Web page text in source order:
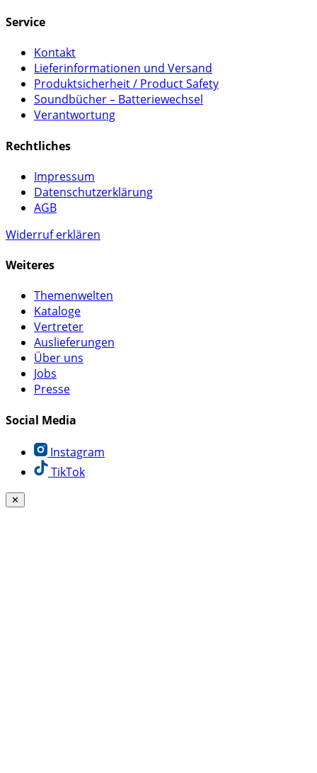
Service
Kontakt
Lieferinformationen und Versand
Produktsicherheit / Product Safety
Soundbücher – Batteriewechsel
Verantwortung
Rechtliches
Impressum
Datenschutzerklärung
AGB
Widerruf erklären
Weiteres
Themenwelten
Kataloge
Vertreter
Auslieferungen
Über uns
Jobs
Presse
Social Media
Instagram
TikTok
✕